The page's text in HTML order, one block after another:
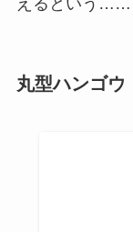
丸型ハンゴウ